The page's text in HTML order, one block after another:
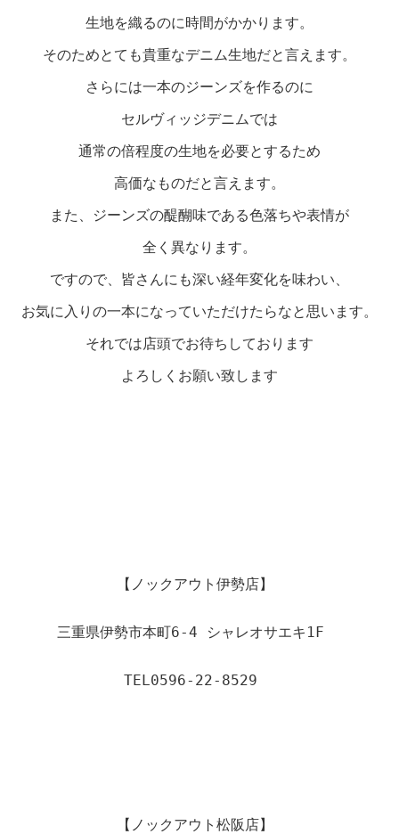
生地を織るのに時間がかかります。
そのためとても貴重なデニム生地だと言えます。
さらには一本のジーンズを作るのに
セルヴィッジデニムでは
通常の倍程度の生地を必要とするため
高価なものだと言えます。
また、ジーンズの醍醐味である色落ちや表情が
全く異なります。
ですので、皆さんにも深い経年変化を味わい、
お気に入りの一本になっていただけたらなと思います。
それでは店頭でお待ちしております
よろしくお願い致します
【ノックアウト伊勢店】
三重県伊勢市本町6-4 シャレオサエキ1F
TEL0596-22-8529
【ノックアウト松阪店】